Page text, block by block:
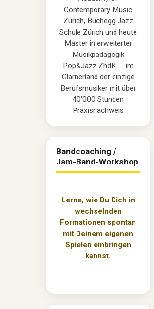
Contemporary Music
Zürich, Buchegg Jazz
Schule Zürich und heute
Master in erweiterter
Musikpädagogik
Pop&Jazz ZhdK .... im
Glarnerland der einzige
Berufsmusiker mit über
40'000 Stunden
Praxisnachweis
Bandcoaching /
Jam-Band-Workshop
Lerne, wie Du Dich in
wechselnden
Formationen spontan
mit Deinem eigenen
Spielen einbringen
kannst.